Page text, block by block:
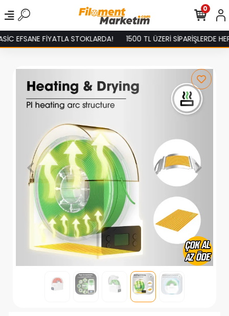
EFSANE FİYATLA STOKLARDA! 1500 TL ÜZERİ SİPARİŞLERDE
0